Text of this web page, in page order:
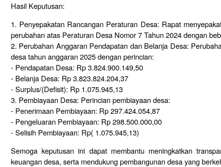
Hasil Keputusan:
1. Penyepakatan Rancangan Peraturan Desa: Rapat
perubahan atas Peraturan Desa Nomor 7 Tahun 2024 dengan
2. Perubahan Anggaran Pendapatan dan Belanja Desa:
desa tahun anggaran 2025 dengan perincian:
- Pendapatan Desa: Rp 3.824.900.149,50
- Belanja Desa: Rp 3.823.824.204,37
- Surplus/(Defisit): Rp 1.075.945,13
3. Pembiayaan Desa: Perincian pembiayaan desa:
- Penerimaan Pembiayaan: Rp 297.424.054,87
- Pengeluaran Pembiayaan: Rp 298.500.000,00
- Selisih Pembiayaan: Rp( 1.075.945,13)
Semoga keputusan ini dapat membantu meningkatkan
keuangan desa, serta mendukung pembangunan desa yang